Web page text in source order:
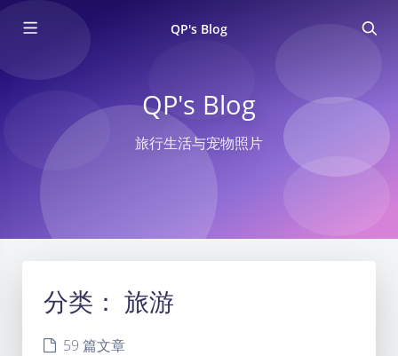
QP's Blog
QP's Blog
旅行生活与宠物照片
分类： 旅游
59 篇文章